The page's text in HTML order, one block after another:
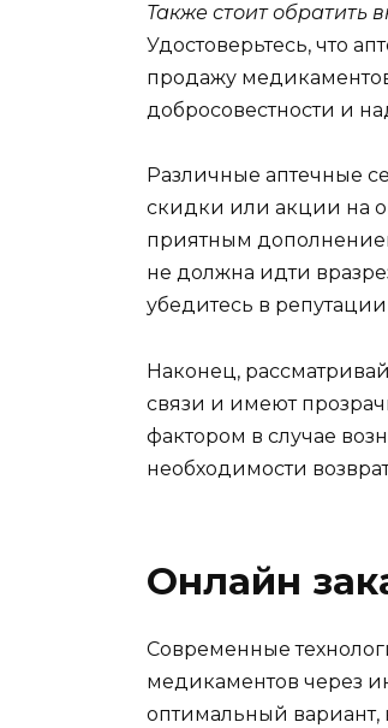
Также стоит обратить
Удостоверьтесь, что
продажу
добросовестности и
Различные аптечные
скидки или акции на
приятным
не должна идти
убедитесь в
Наконец,
связи и имеют
фактором в случае
необходимости
Онлайн
Современные
медикаментов через
оптимальный вариант,